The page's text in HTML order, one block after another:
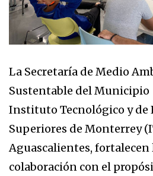
La Secretaría de Medio
Sustentable del Municipio
Instituto Tecnológico y de
Superiores de Monterrey
Aguascalientes, fortalecen
colaboración con el